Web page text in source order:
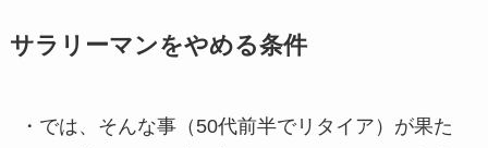
サラリーマンをやめる条件
・では、そんな事（50代前半でリタイア）が果た